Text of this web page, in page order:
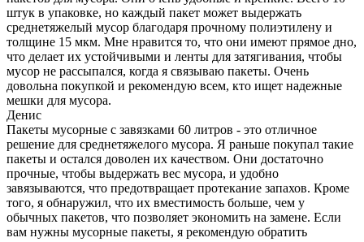
штук в упаковке, но каждый пакет может выдержать
среднетяжелый мусор благодаря прочному полиэтилену и
толщине 15 мкм. Мне нравится то, что они имеют прямое дно,
что делает их устойчивыми и ленты для затягивания, чтобы
мусор не рассыпался, когда я связываю пакеты. Очень
довольна покупкой и рекомендую всем, кто ищет надежные
мешки для мусора.
Денис
Пакеты мусорные с завязками 60 литров - это отличное
решение для среднетяжелого мусора. Я раньше покупал такие
пакеты и остался доволен их качеством. Они достаточно
прочные, чтобы выдержать вес мусора, и удобно
завязываются, что предотвращает протекание запахов. Кроме
того, я обнаружил, что их вместимость больше, чем у
обычных пакетов, что позволяет экономить на замене. Если
вам нужны мусорные пакеты, я рекомендую обратить